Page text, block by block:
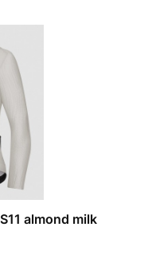
almond milk